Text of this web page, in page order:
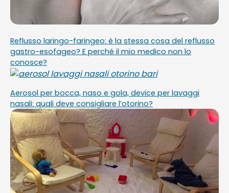
Reflusso laringo-faringeo: è la stessa cosa del reflusso
gastro-esofageo? E perché il mio medico non lo
conosce?
Aerosol per bocca, naso e gola, device per lavaggi
nasali: quali deve consigliare l’otorino?